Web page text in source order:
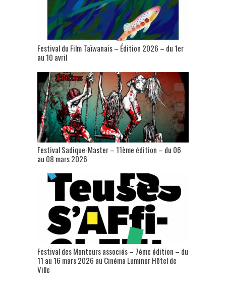
Festival du Film Taïwanais – Édition 2026 – du 1er
au 10 avril
Festival Sadique-Master – 11ème édition – du 06
au 08 mars 2026
Festival des Monteurs associés – 7ème édition – du
11 au 16 mars 2026 au Cinéma Luminor Hôtel de
Ville